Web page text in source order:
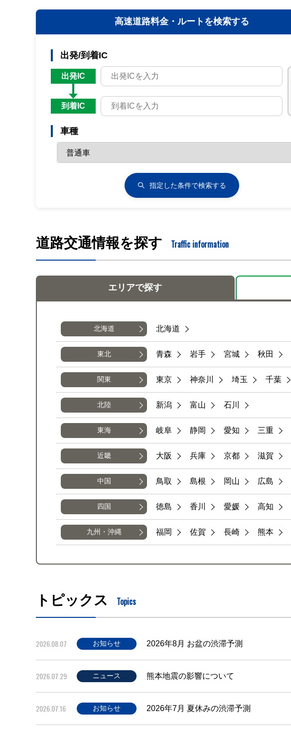
高速道路料金・ ルートを検索する
出発/到着IC
出発IC
到着IC
車種
指定した条件で検索する
道路交通情報を探す Traffic information
エリアで探す
北海道 北海道
東北 青森 岩手 宮城 秋田
関東 東京 神奈川 埼玉 千葉
北陸 新潟 富山 石川
東海 岐阜 静岡 愛知 三重
近畿 大阪 兵庫 京都 滋賀
中国 鳥取 島根 岡山 広島
四国 徳島 香川 愛媛 高知
九州・沖縄 福岡 佐賀 長崎 熊本
トピックス Topics
2026.08.07 お知らせ 2026年8月 お盆の渋滞予測
2026.07.29 ニュース 熊本地震の影響について
2026.07.16 お知らせ 2026年7月 夏休みの渋滞予測